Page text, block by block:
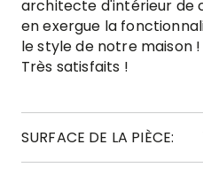
architecte d'intérieur de
en exergue la
le style de notre maison
Très satisfaits !
SURFACE DE LA PIÈCE: